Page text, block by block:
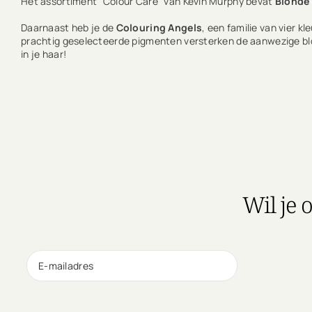
Daarnaast heb je de Colouring Angels, een familie van vier
prachtig geselecteerde pigmenten versterken de aanwezige
in je haar!
Wil je